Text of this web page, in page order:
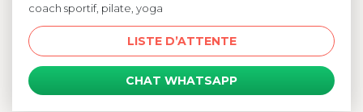
coach sportif, pilate, yoga
LISTE D’ATTENTE
CHAT WHATSAPP